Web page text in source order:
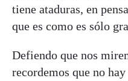
tiene ataduras, en
que es como es sólo
Defiendo que nos
recordemos que no